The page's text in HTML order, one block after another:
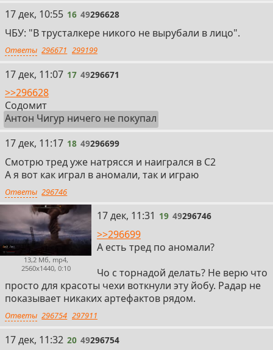
16
17 дек, 10:55 16 49296628
ЧБУ: "В трусталкере никого не вырубали в лицо".
Ответы 296671 299199
17
17 дек, 11:07 17 49296671
>>296628
Содомит
Антон Чигур ничего не покупал
18
17 дек, 11:17 18 49296699
Смотрю тред уже натрясся и наигрался в С2
А я вот как играл в аномали, так и играю
Ответы 296746
13,2 Мб, mp4,
2560x1440, 0:10
19
17 дек, 11:31 19 49296746
>>296699
А есть тред по аномали?
Чо с торнадой делать? Не верю что
просто для красоты чехи воткнули эту йобу. Радар не
показывает никаких артефактов рядом.
Ответы 296754 297911
20
17 дек, 11:32 20 49296754